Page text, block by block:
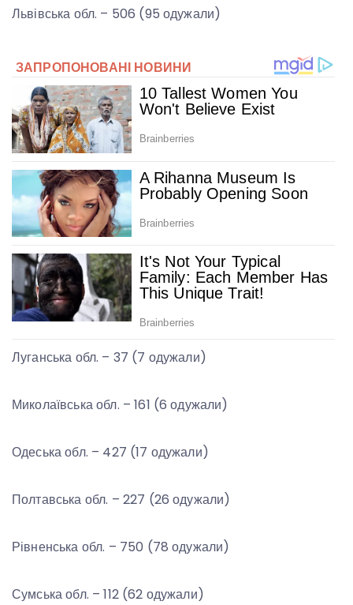
Львівська обл. – 506 (95 одужали)
Луганська обл. – 37 (7 одужали)
Миколаївська обл. – 161 (6 одужали)
Одеська обл. – 427 (17 одужали)
Полтавська обл. – 227 (26 одужали)
Рівненська обл. – 750 (78 одужали)
Сумська обл. – 112 (62 одужали)